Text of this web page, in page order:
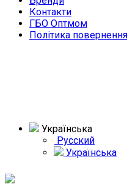
Контакти
ГБО Оптмом
Політика повернення
Українська
Русский
Українська